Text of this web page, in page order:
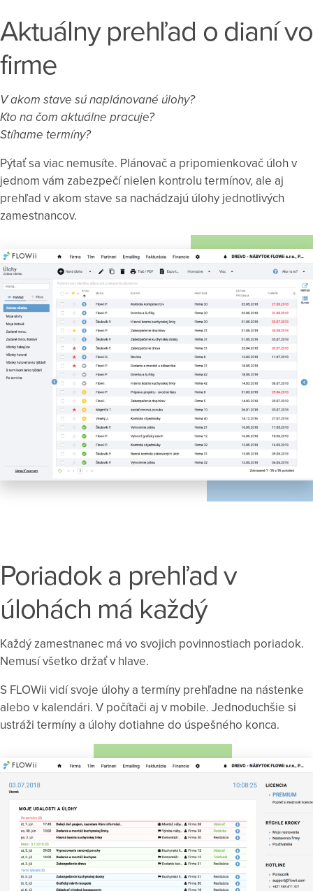
Aktuálny prehľad o dianí vo
firme
V akom stave sú naplánované úlohy?
Kto na čom aktuálne pracuje?
Stíhame termíny?
Pýtať sa viac nemusíte. Plánovač a pripomienkovač úloh v
jednom vám zabezpečí nielen kontrolu termínov, ale aj
prehľad v akom stave sa nachádzajú úlohy jednotlivých
zamestnancov.
Poriadok a prehľad v
úlohách má každý
Každý zamestnanec má vo svojich povinnostiach poriadok.
Nemusí všetko držať v hlave.
S FLOWii vidí svoje úlohy a termíny prehľadne na nástenke
alebo v kalendári. V počítači aj v mobile. Jednoduchšie si
ustráži termíny a úlohy dotiahne do úspešného konca.